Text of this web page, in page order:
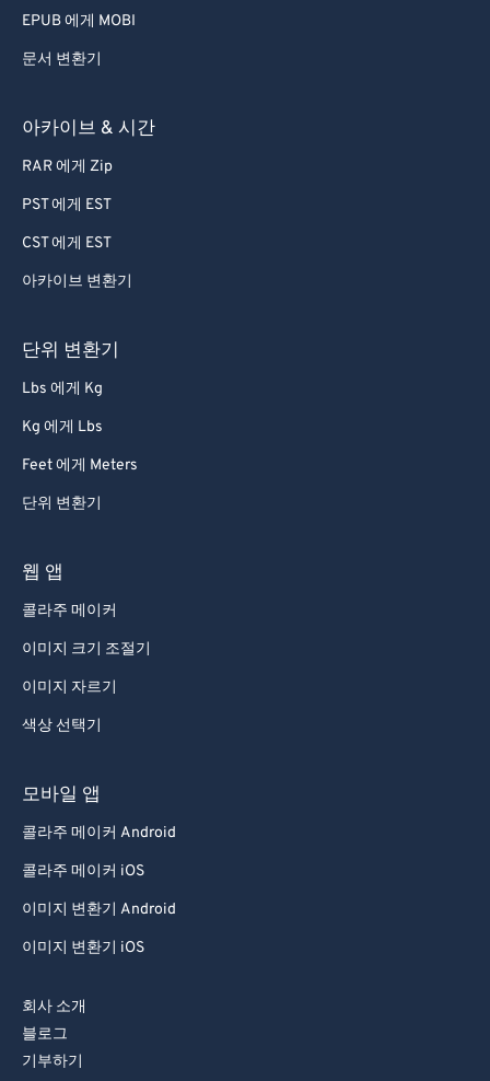
EPUB 에게 MOBI
문서 변환기
아카이브 & 시간
RAR 에게 Zip
PST 에게 EST
CST 에게 EST
아카이브 변환기
단위 변환기
Lbs 에게 Kg
Kg 에게 Lbs
Feet 에게 Meters
단위 변환기
웹 앱
콜라주 메이커
이미지 크기 조절기
이미지 자르기
색상 선택기
모바일 앱
콜라주 메이커 Android
콜라주 메이커 iOS
이미지 변환기 Android
이미지 변환기 iOS
회사 소개
블로그
기부하기